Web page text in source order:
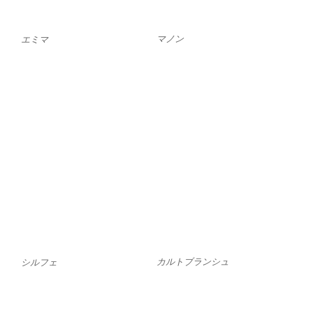
エミマ マノン
シルフェ カルトブランシュ